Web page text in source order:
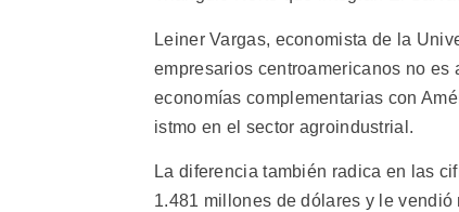
Leiner Vargas, economista de la
empresarios centroamericanos no
economías complementarias con
istmo en el sector agroindustrial.
La diferencia también radica en las
1.481 millones de dólares y le